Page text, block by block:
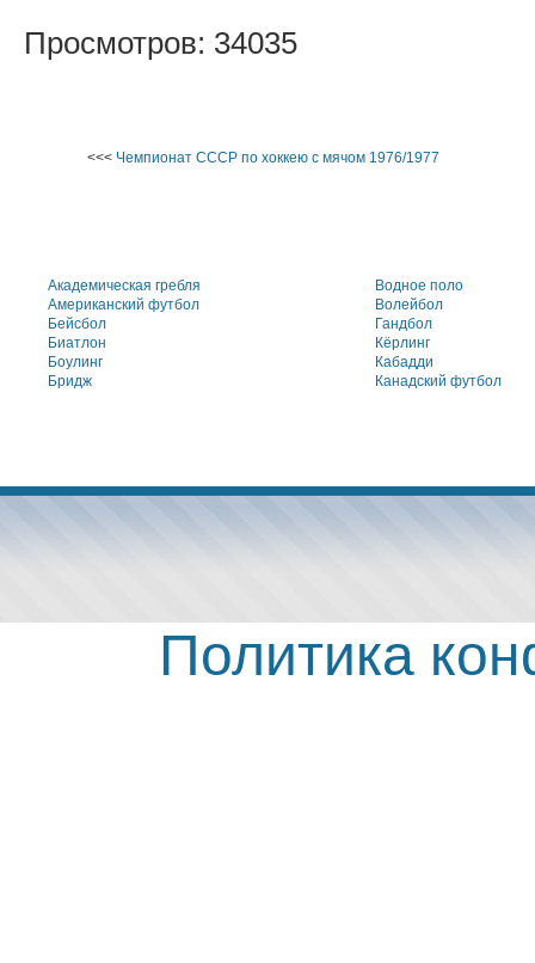
Просмотров: 34035
<<< Чемпионат СССР по хоккею с мячом 1976/1977
Академическая гребля
Американский футбол
Бейсбол
Биатлон
Боулинг
Бридж
Водное поло
Волейбол
Гандбол
Кёрлинг
Кабадди
Канадский футбол
Политика